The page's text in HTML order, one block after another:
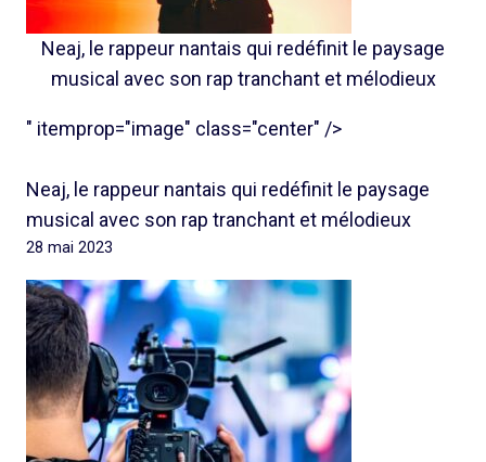
Neaj, le rappeur nantais qui redéfinit le paysage
musical avec son rap tranchant et mélodieux
" itemprop="image" class="center" />
Neaj, le rappeur nantais qui redéfinit le paysage
musical avec son rap tranchant et mélodieux
28 mai 2023